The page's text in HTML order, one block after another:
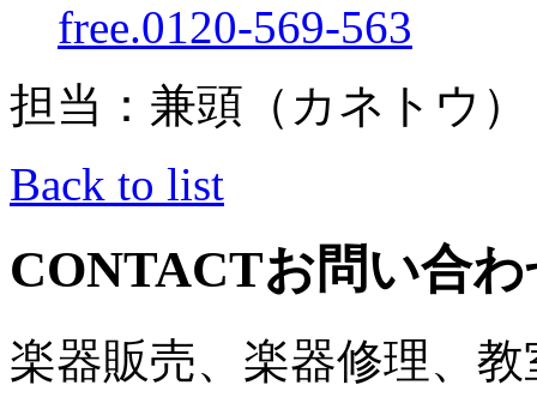
free.0120-569-563
担当：兼頭（カネトウ）
Back to list
CONTACTお問い合
楽器販売、楽器修理、